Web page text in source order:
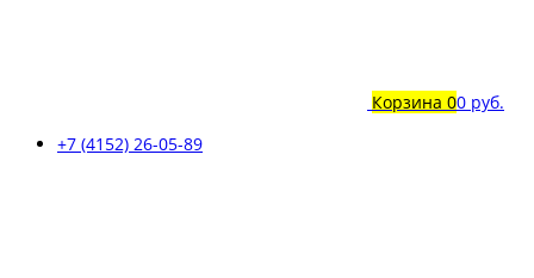
Корзина 00 руб.
+7 (4152) 26-05-89